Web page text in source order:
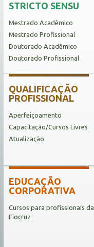
STRICTO SENSU
Mestrado Acadêmico
Mestrado Profissional
Doutorado Acadêmico
Doutorado Profissional
QUALIFICAÇÃO
PROFISSIONAL
Aperfeiçoamento
Capacitação/Cursos Livres
Atualização
EDUCAÇÃO
CORPORATIVA
Cursos para profissionais da
Fiocruz